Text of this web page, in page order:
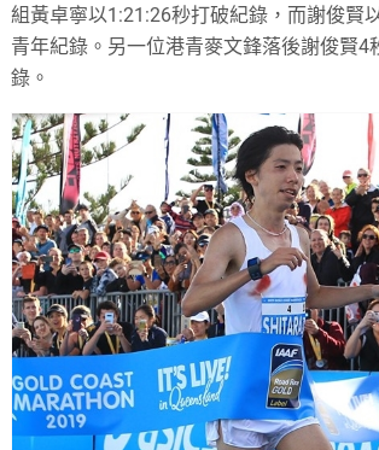
組黃卓寧以1:21:26秒打破紀錄，而謝俊賢
青年紀錄。另一位港青麥文鋒落後謝俊賢4
錄。